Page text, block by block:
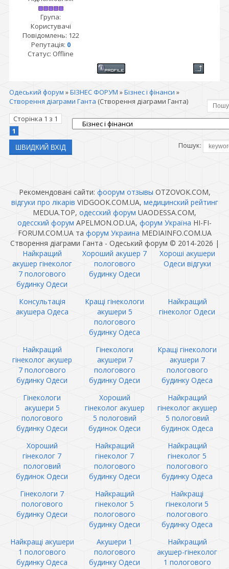
Група:
Користувачі
Повідомлень: 122
Репутація: 0
Статус: Offline
Одеський форум »БІЗНЕС ФОРУМ »Бізнес і фінанси »
Створення діаграми Ганта (Створення діаграми Ганта)
Сторінка 1 з 1
1
Пошук:
Рекомендовані сайти: фоорум отзывы OTZOVOK.COM,
відгуки про лікарів VIDGOOK.COM.UA, медицинский рейтинг
MEDUA.TOP, одесский форум UAODESSA.COM,
одесский форум APELMON.OD.UA, форум Україна HI-FI-
FORUM.COM.UA та форум Украина MEDIAINFO.COM.UA
Створення діаграми Ганта - Одеський форум © 2014-2026 |
Найкращий
акушер гінеколог
7 пологового
будинку Одеси
Хороший акушер 7
пологового
будинку Одеси
Хороші акушери
Одеси відгуки
Консультація
акушера Одеса
Кращі гінекологи
акушери 5
пологового
будинку Одеса
Найкращий
гінеколог Одеси
Найкращий
гінеколог акушер
7 пологового
будинку Одеси
Гінекологи
акушери 7
пологового
будинку Одеси
Кращі гінекологи
акушери 7
пологового
будинку Одеса
Гінекологи
акушери 5
пологового
будинку Одеси
Хороший
гінеколог акушер
5 пологовий
будинок Одеси
Найкращий
гінеколог акушер
5 пологовий
будинок Одеса
Хороший
гінеколог 7
пологовий
будинок Одеси
Найкращий
гінеколог 7
пологового
будинку Одеси
Найкращий
гінеколог 5
пологового
будинку Одеса
Гінекологи 7
пологового
будинку Одеси
Найкращий
гінеколог 5
пологового
будинку Одеси
Найкращі
гінекологи 5
пологового
будинку Одеса
Найкращі акушери
1 пологового
будинку Одеса
Акушери 1
пологового
будинку Одеси
Найкращий
акушер-гінеколог
1 пологового